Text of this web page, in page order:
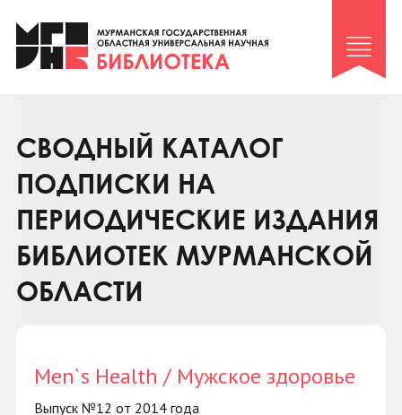
Клуб «Гиря и сельдерей»
Клуб «Семейный архив»
Коллегам
Контакты
СВОДНЫЙ КАТАЛОГ
ПОДПИСКИ НА
ПЕРИОДИЧЕСКИЕ ИЗДАНИЯ
БИБЛИОТЕК МУРМАНСКОЙ
ОБЛАСТИ
Men`s Health / Мужское здоровье
Выпуск №12 от 2014 года